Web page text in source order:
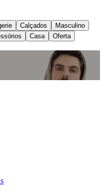
Calçados
Masculino
Casa Oferta